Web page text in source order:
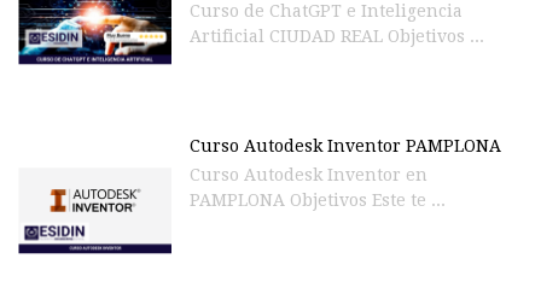
Curso de ChatGPT e Inteligencia
Artificial CIUDAD REAL Objetivos ...
Curso Autodesk Inventor PAMPLONA
Curso Autodesk Inventor en
PAMPLONA Objetivos Este te ...